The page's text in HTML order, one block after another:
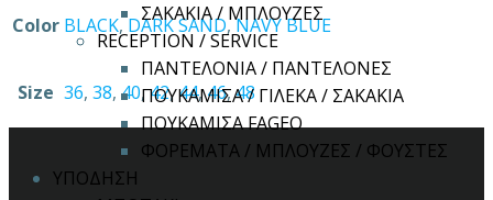
ΣΑΚΑΚΙΑ / ΜΠΛΟΥΖΕΣ
RECEPTION / SERVICE
ΠΑΝΤΕΛΟΝΙΑ / ΠΑΝΤΕΛΟΝΕΣ
ΠΟΥΚΑΜΙΣΑ / ΓΙΛΕΚΑ / ΣΑΚΑΚΙΑ
ΠΟΥΚΑΜΙΣΑ FAGEO
ΦΟΡΕΜΑΤΑ / ΜΠΛΟΥΖΕΣ / ΦΟΥΣΤΕΣ
ΥΠΟΔΗΣΗ
Color BLACK,DARK SAND,NAVY BLUE
Size 36, 38, 40,42,44,46,48